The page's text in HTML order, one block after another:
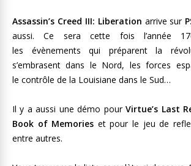
Assassin’s Creed III: Liberation arrive sur
aussi. Ce sera cette fois l’année
les évènements qui préparent la
s’embrasent dans le Nord, les forces
le contrôle de la Louisiane dans le Sud…
Il y a aussi une démo pourVirtue’s Last
Book of Memories et pour le jeu de
entre autres.